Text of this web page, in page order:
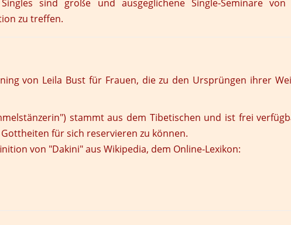
sind große und ausgeglichene Single-Seminare
zu treffen.
von Leila Bust für Frauen, die zu den Ursprüngen ihrer
stammt aus dem Tibetischen und ist frei
für sich reservieren zu können.
von "Dakini" aus Wikipedia, dem Online-Lexikon: